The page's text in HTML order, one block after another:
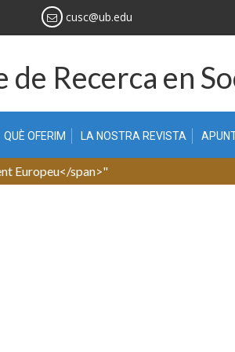
cusc@ub.edu
de Recerca en
QUÈ OFERIM LA NOSTRA REVISTA
Europeu</span>"